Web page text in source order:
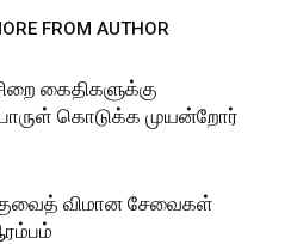
FROM AUTHOR
கைதிகளுக்கு
கொடுக்க முயன்றோர்
விமான சேவைகள்